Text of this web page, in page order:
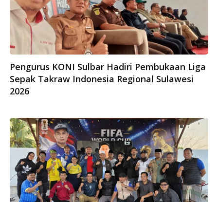
Pengurus KONI Sulbar Hadiri Pembukaan Liga
Sepak Takraw Indonesia Regional Sulawesi
2026